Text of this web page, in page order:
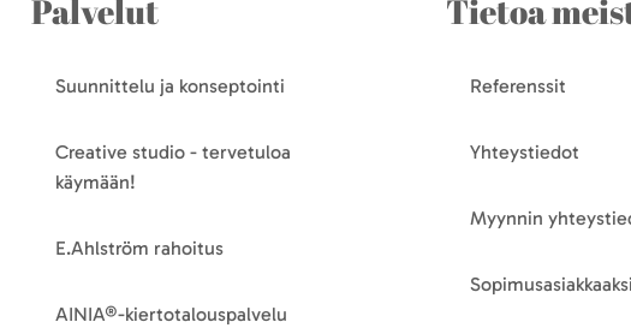
Palvelut
Suunnittelu ja konseptointi
Creative studio - tervetuloa
käymään!
E.Ahlström rahoitus
AINIA®-kiertotalouspalvelu
Tietoa
Referenssit
Yhteystiedot
Myynnin